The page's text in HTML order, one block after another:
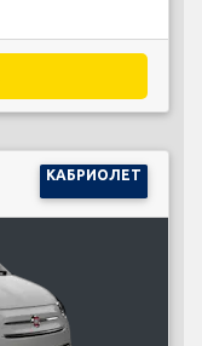
КАБРИОЛЕТ